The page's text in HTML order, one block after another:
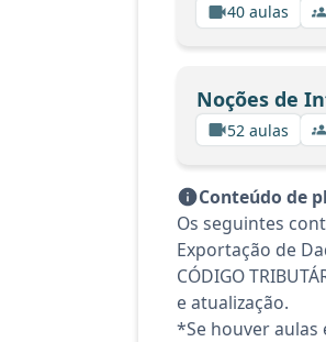
40 aulas
Noções de
52 aulas
Conteúdo de
Os seguintes
Exportação de
CÓDIGO
e atualização.
*Se houver aulas